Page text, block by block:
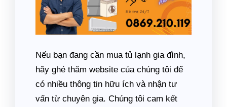
Nếu bạn đang cần mua tủ lạnh gia đình,
hãy ghé thăm website của chúng tôi để
có nhiều thông tin hữu ích và nhận tư
vấn từ chuyên gia. Chúng tôi cam kết